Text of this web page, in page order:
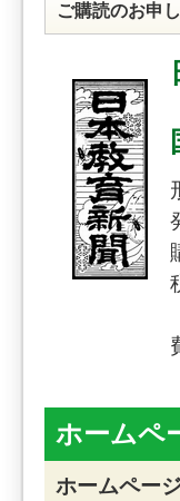
ご購読のお申
ホームペ
ホームペー